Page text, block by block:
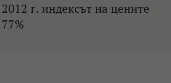
г. индексът на цените